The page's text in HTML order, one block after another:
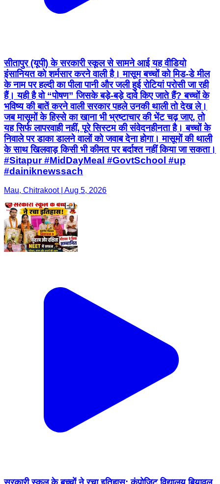
सीतापुर (यूपी) के सरकारी स्कूल से सामने आई यह वीडियो
इंसानियत को शर्मसार करने वाली है। मासूम बच्चों को मिड-डे मील
के नाम पर हल्दी का पीला पानी और जली हुई रोटियां परोसी जा रही
हैं। यही है वो “पोषण” जिसके बड़े-बड़े दावे किए जाते हैं? बच्चों के
भविष्य की बातें करने वाली सरकार पहले उनकी थाली तो देख ले।
जब मासूमों के हिस्से का खाना भी भ्रष्टाचार की भेंट चढ़ जाए, तो
यह सिर्फ लापरवाही नहीं, पूरे सिस्टम की संवेदनहीनता है। बच्चों के
निवाले पर डाका डालने वालों को जवाब देना होगा। मासूमों की थाली
के साथ खिलवाड़ किसी भी कीमत पर बर्दाश्त नहीं किया जा सकता।
#Sitapur #MidDayMeal #GovtSchool #up
#dainiknewssach
Mau, Chitrakoot | Aug 5, 2026